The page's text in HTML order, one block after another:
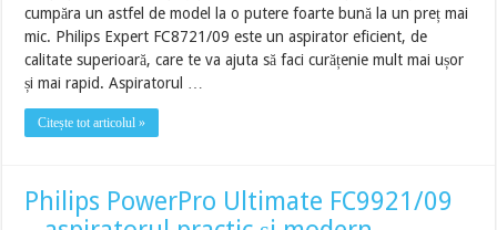
cumpăra un astfel de model la o putere foarte bună la un preț mai
mic. Philips Expert FC8721/09 este un aspirator eficient, de
calitate superioară, care te va ajuta să faci curățenie mult mai ușor
și mai rapid. Aspiratorul …
Citește tot articolul »
Philips PowerPro Ultimate FC9921/09